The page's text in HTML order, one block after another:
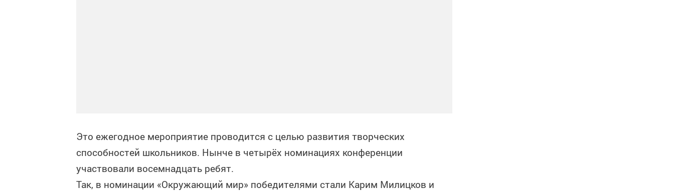
Это ежегодное мероприятие проводится с целью развития творческих
способностей школьников. Нынче в четырёх номинациях конференции
участвовали восемнадцать ребят.
Так, в номинации «Окружающий мир» победителями стали Карим Милицков и